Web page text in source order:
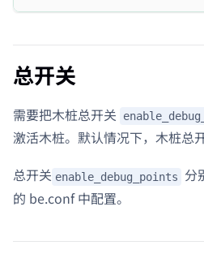
总开关
需要把木桩总开关
激活木桩。默认情况下，木桩总
总开关 enable_debug_points
分
的 be.conf 中配置。